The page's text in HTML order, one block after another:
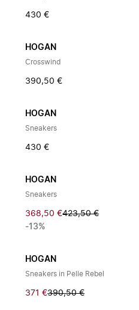
430 €
HOGAN
Crosswind
390,50 €
HOGAN
Sneakers
430 €
HOGAN
Sneakers
368,50 €423,50 €
-13%
HOGAN
Sneakers in Pelle Rebel
371 €390,50 €